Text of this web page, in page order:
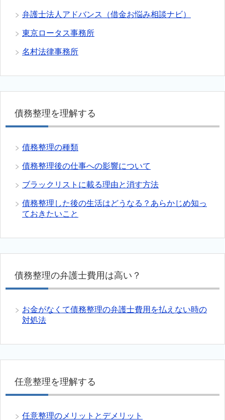
弁護士法人アドバンス（借金お悩み相談ナビ）
東京ロータス事務所
名村法律事務所
債務整理を理解する
債務整理の種類
債務整理後の仕事への影響について
ブラックリストに載る理由と消す方法
債務整理した後の生活はどうなる？あらかじめ知っ
ておきたいこと
債務整理の弁護士費用は高い？
お金がなくて債務整理の弁護士費用を払えない時の
対処法
任意整理を理解する
任意整理のメリットとデメリット